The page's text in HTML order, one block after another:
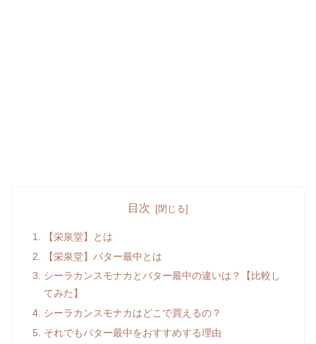
目次
【栄泉堂】とは
【栄泉堂】バター最中とは
シーラカンスモナカとバター最中の違いは？【比較し
てみた】
シーラカンスモナカはどこで買えるの？
それでもバター最中をおすすめする理由